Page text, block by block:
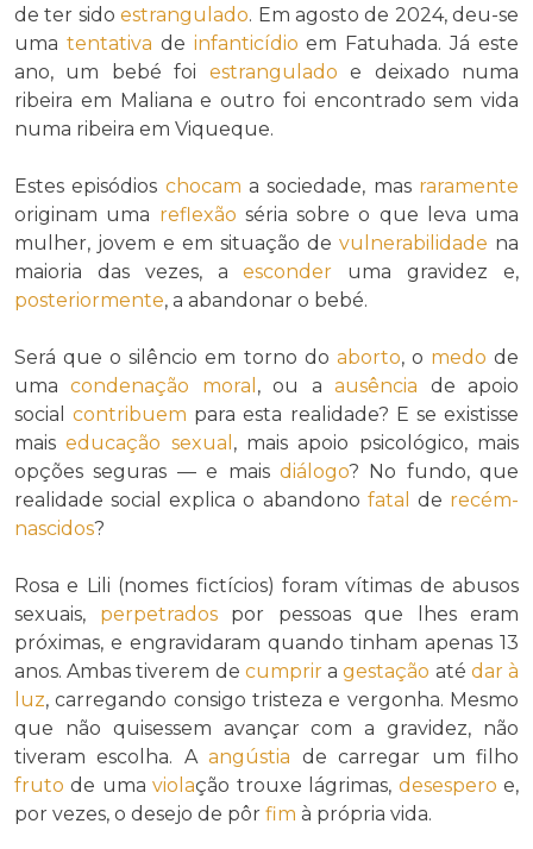
de ter sidoestrangulado. Em agosto de 2024, deu-se
uma tentativa de infanticídio em Fatuhada. Já este
ano, um bebé foi estrangulado e deixado numa
ribeira em Maliana e outro foi encontrado sem vida
numa ribeira em Viqueque.
Estes episódios chocam a sociedade, mas raramente
originam uma reflexão séria sobre o que leva uma
mulher, jovem e em situação de vulnerabilidade na
maioria das vezes, aesconder uma gravidez e,
posteriormente, a abandonar o bebé.
Será que o silêncio em torno do aborto, o medo de
umacondenação moral , ou aausência de apoio
socialcontribuem para esta realidade? E se existisse
maiseducação sexual , mais apoio psicológico, mais
opções seguras — e mais diálogo? No fundo, que
realidade social explica o abandono fatal de recém-
nascidos?
Rosa e Lili (nomes fictícios) foram vítimas de abusos
sexuais, perpetradospor pessoas que lhes eram
próximas, e engravidaram quando tinham apenas 13
anos. Ambas tiverem de cumpriragestação até dar à
luz, carregando consigo tristeza e vergonha. Mesmo
que não quisessem avançar com a gravidez, não
tiveram escolha. Aangústia de carregar um filho
fruto de umaviolação trouxe lágrimas, desespero e,
por vezes, o desejo de pôr fim à própria vida.